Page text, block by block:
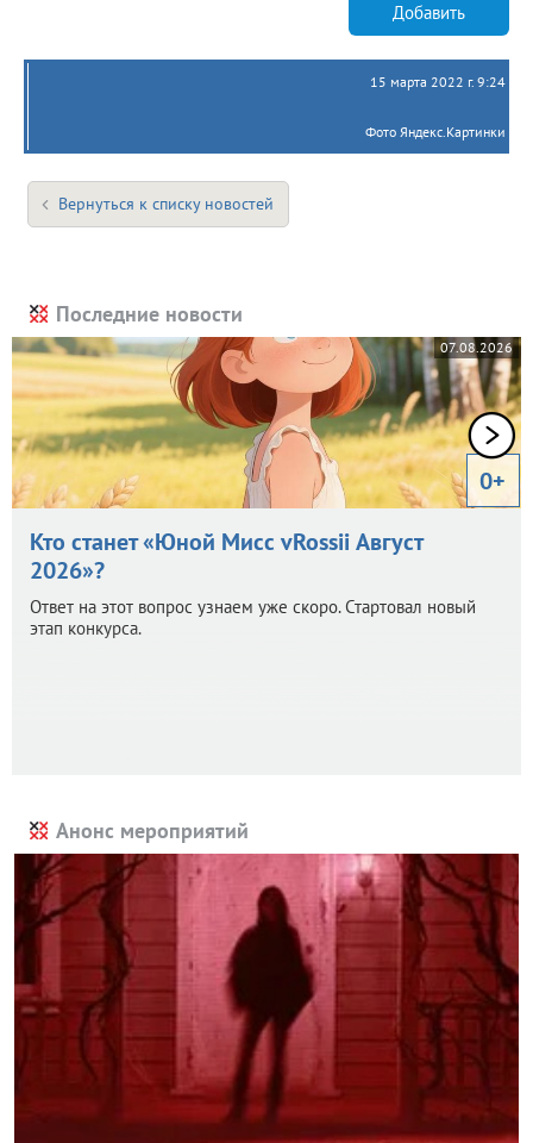
Добавить
15 марта 2022 г. 9:24
Фото Яндекс.Картинки
Вернуться к списку новостей
Последние новости
07.08.2026
0+
Кто станет «Юной Мисс vRossii Август
2026»?
Ответ на этот вопрос узнаем уже скоро. Стартовал новый
этап конкурса.
Анонс мероприятий